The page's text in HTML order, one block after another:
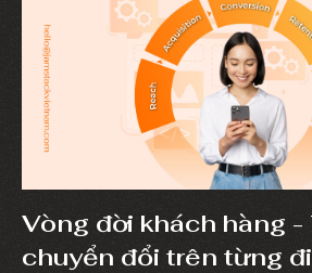
Vòng đời khách hàng -
chuyển đổi trên từng